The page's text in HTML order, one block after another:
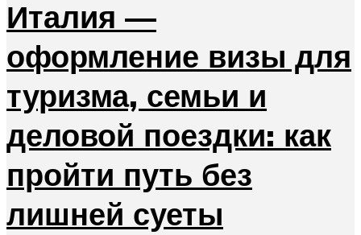
Италия —
оформление визы для
туризма, семьи и
деловой поездки: как
пройти путь без
лишней суеты